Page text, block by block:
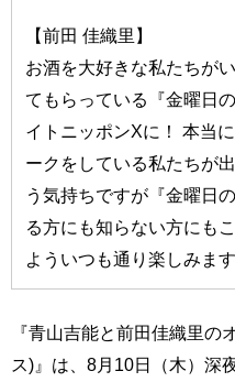
【前田 佳織里】
お酒を大好きな私たちが
てもらっている『金曜日
イトニッポンXに！ 本当
ークをしている私たちが
う気持ちですが『金曜日
る方にも知らない方にも
よういつも通り楽しみま
『青山吉能と前田佳織里の
ス)』は、8月10日（木）深